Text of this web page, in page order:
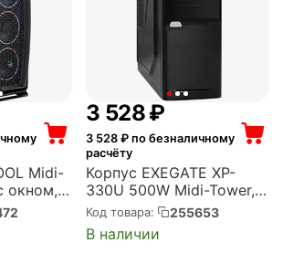
Midi-
окном,
3.0,
3 528₽
3 528₽ по безналичному
расчёту
Корпус EXEGATE XP-
330U 500W Midi-Tower,
500 Вт, 2xUSB 2.0,
2xUSB 3.0, чёрный
(EX272729RUS)
Код товара: 255653
В наличии